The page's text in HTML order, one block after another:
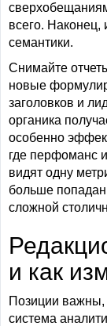
всего. Наконец,
семантики.
Снимайте
новые
заголовков и
органика
особенно
где перфоманс
видят одну
больше
сложной
и как
Позиции важны,
система